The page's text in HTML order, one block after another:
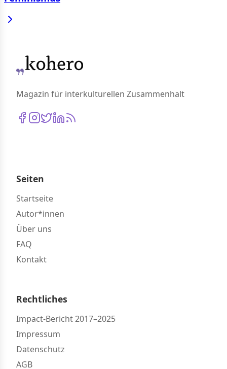
Magazin für interkulturellen Zusammenhalt
Seiten
Startseite
Autor*innen
Über uns
FAQ
Kontakt
Rechtliches
Impact-Bericht 2017–2025
Impressum
Datenschutz
AGB